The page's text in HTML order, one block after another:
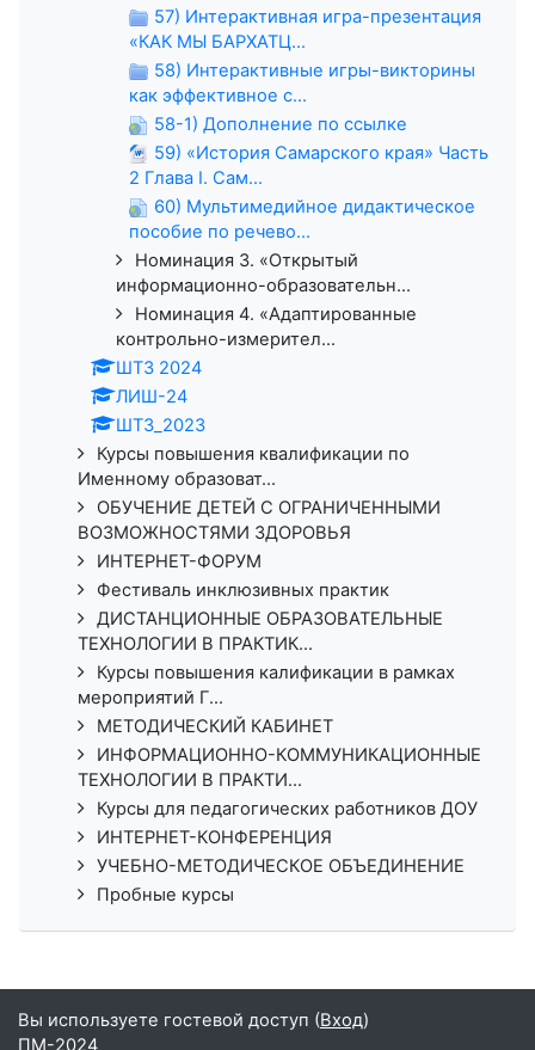
57) Интерактивная игра-презентация
«КАК МЫ БАРХАТЦ...
58) Интерактивные игры-викторины
как эффективное с...
58-1) Дополнение по ссылке
59) «История Самарского края» Часть
2 Глава I. Сам...
60) Мультимедийное дидактическое
пособие по речево...
Номинация 3. «Открытый
информационно-образовательн...
Номинация 4. «Адаптированные
контрольно-измерител...
ШТЗ 2024
ЛИШ-24
ШТЗ_2023
Курсы повышения квалификации по
Именному образоват...
ОБУЧЕНИЕ ДЕТЕЙ С ОГРАНИЧЕННЫМИ
ВОЗМОЖНОСТЯМИ ЗДОРОВЬЯ
ИНТЕРНЕТ-ФОРУМ
Фестиваль инклюзивных практик
ДИСТАНЦИОННЫЕ ОБРАЗОВАТЕЛЬНЫЕ
ТЕХНОЛОГИИ В ПРАКТИК...
Курсы повышения калификации в рамках
мероприятий Г...
МЕТОДИЧЕСКИЙ КАБИНЕТ
ИНФОРМАЦИОННО-КОММУНИКАЦИОННЫЕ
ТЕХНОЛОГИИ В ПРАКТИ...
Курсы для педагогических работников ДОУ
ИНТЕРНЕТ-КОНФЕРЕНЦИЯ
УЧЕБНО-МЕТОДИЧЕСКОЕ ОБЪЕДИНЕНИЕ
Пробные курсы
Вы используете гостевой доступ (Вход)
ПМ-2024